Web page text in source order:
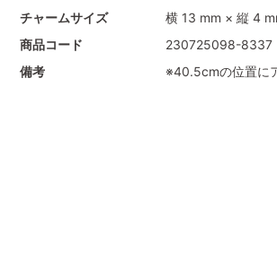
チャームサイズ
横 13 mm × 縦 4
商品コード
230725098-8337
備考
※40.5cmの位置に